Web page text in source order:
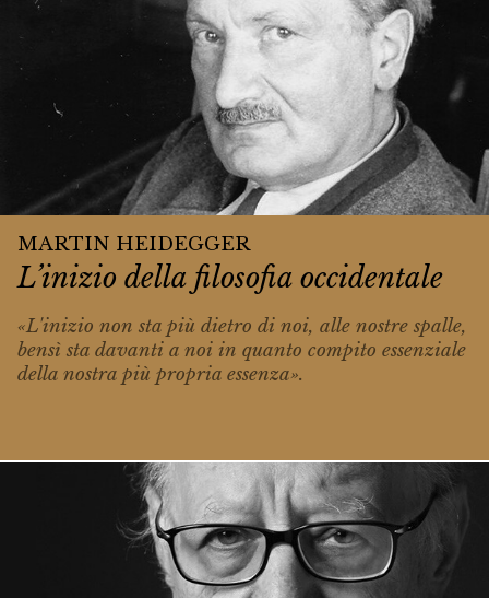
MARTIN HEIDEGGER
L’inizio della filosofia occidentale
«L'inizio non sta più dietro di noi, alle no­stre spalle,
bensì sta davanti a noi in quan­to compito essenziale
della nostra più pro­pria essenza».